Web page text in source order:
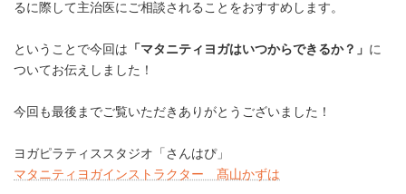
るに際して主治医にご相談されることをおすすめします。
ということで今回は 「マタニティヨガはいつからできるか？」 に
ついてお伝えしました！
今回も最後までご覧いただきありがとうございました！
ヨガピラティススタジオ「さんはぴ」
マタニティヨガインストラクター 髙山かずは